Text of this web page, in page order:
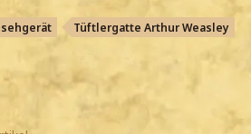
Tüftlergatte Arthur Weasley